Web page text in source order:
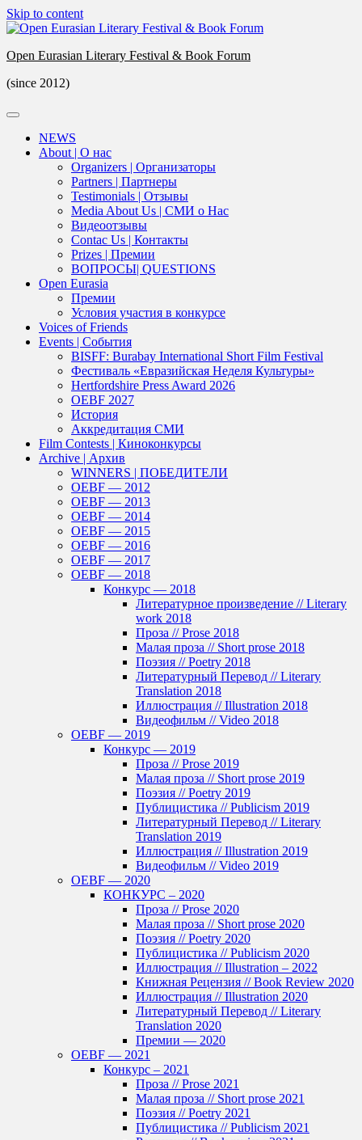
Skip to content
Open Eurasian Literary Festival & Book Forum
(since 2012)
NEWS
About | О нас
Organizers | Организаторы
Partners | Партнеры
Testimonials | Отзывы
Media About Us | СМИ о Нас
Видеоотзывы
Contac Us | Контакты
Prizes | Премии
ВОПРОСЫ| QUESTIONS
Open Eurasia
Премии
Условия участия в конкурсе
Voices of Friends
Events | События
BISFF: Burabay International Short Film Festival
Фестиваль «Евразийская Неделя Культуры»
Hertfordshire Press Award 2026
OEBF 2027
История
Аккредитация СМИ
Film Contests | Киноконкурсы
Archive | Архив
WINNERS | ПОБЕДИТЕЛИ
OEBF — 2012
OEBF — 2013
OEBF — 2014
OEBF — 2015
OEBF — 2016
OEBF — 2017
OEBF — 2018
Конкурс — 2018
Литературное произведение // Literary
work 2018
Проза // Prose 2018
Малая проза // Short prose 2018
Поэзия // Poetry 2018
Литературный Перевод // Literary
Translation 2018
Иллюстрация // Illustration 2018
Видеофильм // Video 2018
OEBF — 2019
Конкурс — 2019
Проза // Prose 2019
Малая проза // Short prose 2019
Поэзия // Poetry 2019
Публицистика // Publicism 2019
Литературный Перевод // Literary
Translation 2019
Иллюстрация // Illustration 2019
Видеофильм // Video 2019
OEBF — 2020
КОНКУРС – 2020
Проза // Prose 2020
Малая проза // Short prose 2020
Поэзия // Poetry 2020
Публицистика // Publicism 2020
Иллюстрация // Illustration – 2022
Книжная Рецензия // Book Review 2020
Иллюстрация // Illustration 2020
Литературный Перевод // Literary
Translation 2020
Премии — 2020
OEBF — 2021
Конкурс – 2021
Проза // Prose 2021
Малая проза // Short prose 2021
Поэзия // Poetry 2021
Публицистика // Publicism 2021